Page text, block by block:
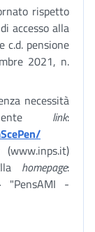
rispetto
accesso alla
c.d. pensione
2021, n.
necessità
link:
homepage:
"PensAMI -